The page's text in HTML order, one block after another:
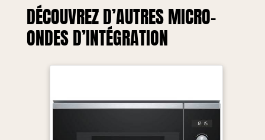
maintenir les fonctions essentielles
est minime. Désodorisation: expulse
l'air de la cavité intérieure pour que
rapidement. En éliminant les
comme il se doit. Keep Warm : la
au chaud à la bonne température
sans surchauffer. Quick Defrost :
DÉCOUVREZ D’AUTRES MICRO-
ONDES D’INTÉGRATION